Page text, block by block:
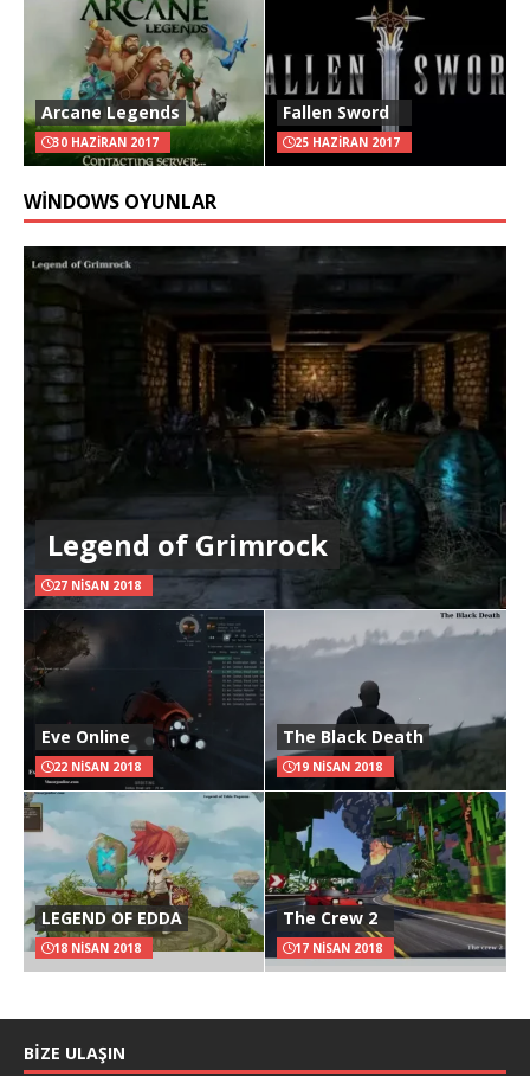
Arcane Legends
30 HAZIRAN 2017
Fallen Sword
25 HAZIRAN 2017
WINDOWS OYUNLAR
Legend of Grimrock
27 NISAN 2018
Eve Online
22 NISAN 2018
The Black Death
19 NISAN 2018
LEGEND OF EDDA
18 NISAN 2018
The Crew 2
17 NISAN 2018
BIZE ULAŞIN